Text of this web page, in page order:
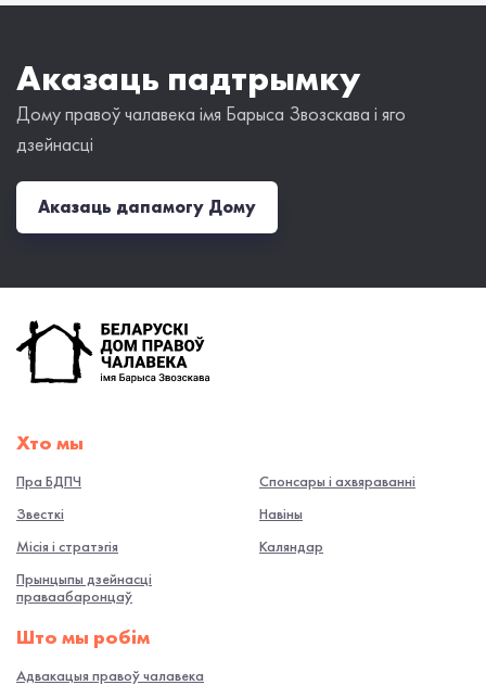
Аказаць падтрымку
Дому правоў чалавека імя Барыса Звозскава і яго
дзейнасці
Аказаць дапамогу Дому
Хто мы
Пра БДПЧ
Звесткі
Місія і стратэгія
Прынцыпы дзейнасці
праваабаронцаў
Спонсары і ахвяраванні
Навiны
Каляндар
Што мы робiм
Адвакацыя правоў чалавека